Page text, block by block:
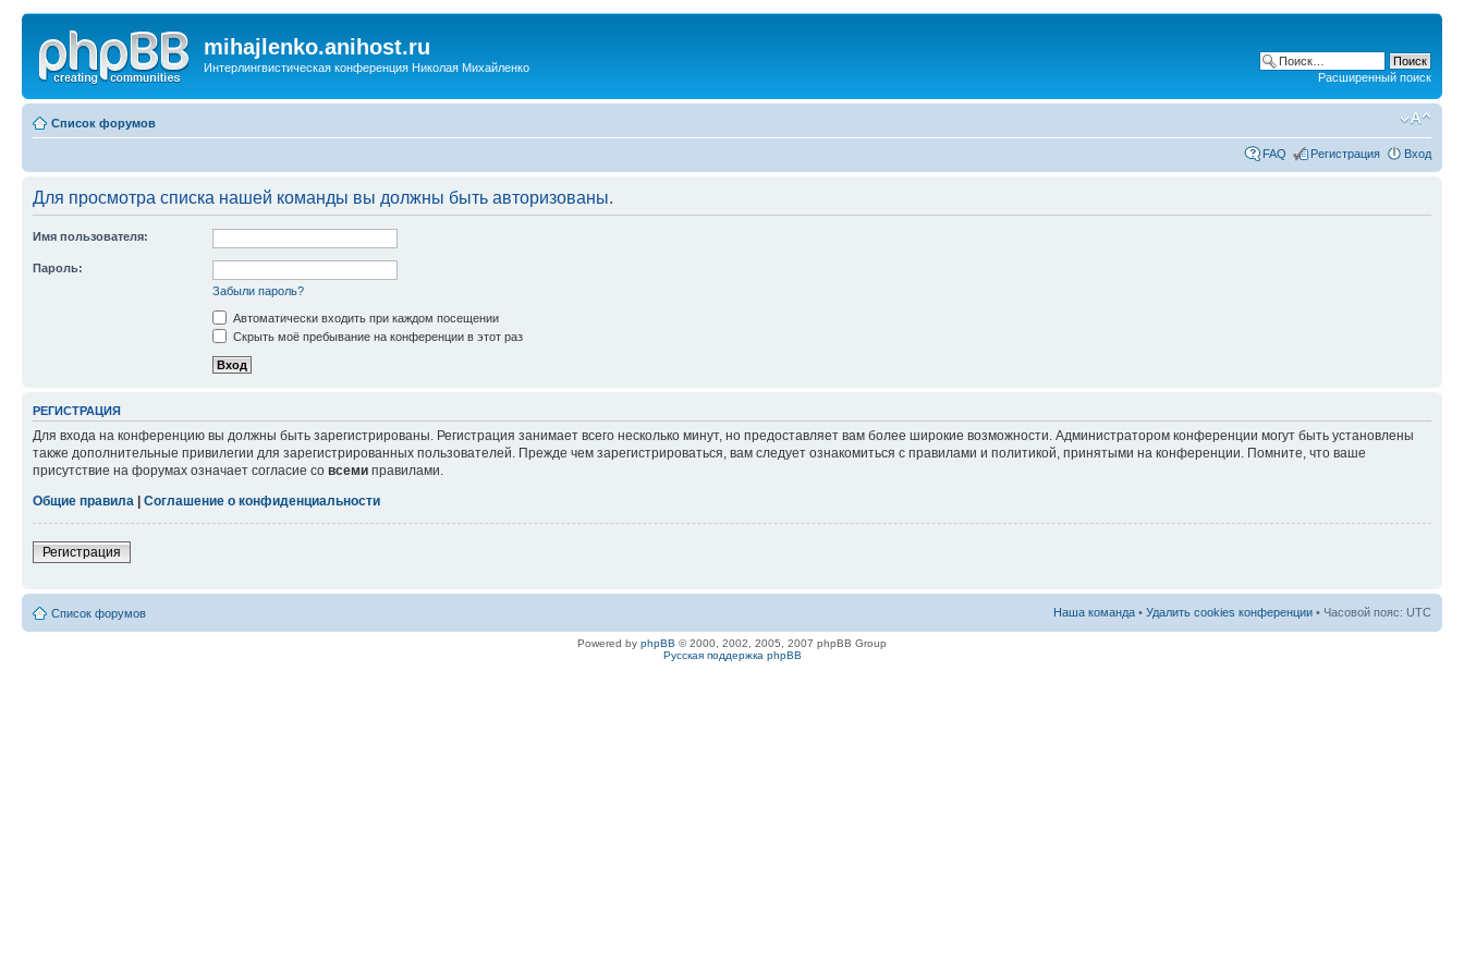
mihajlenko.anihost.ru
Интерлингвистическая конференция Николая Михайленко
Расширенный поиск
Список форумов
FAQ Регистрация Вход
Для просмотра списка нашей команды вы должны быть авторизованы.
Имя пользователя:
Пароль:
Забыли пароль?
Автоматически входить при каждом посещении
Скрыть моё пребывание на конференции в этот раз
РЕГИСТРАЦИЯ
Для входа на конференцию вы должны быть зарегистрированы. Регистрация занимает всего несколько минут, но предоставляет вам более широкие возможности. Администратором конференции могут быть установлены
также дополнительные привилегии для зарегистрированных пользователей. Прежде чем зарегистрироваться, вам следует ознакомиться с правилами и политикой, принятыми на конференции. Помните, что ваше
присутствие на форумах означает согласие со всеми правилами.
Общие правила
Соглашение о конфиденциальности
Регистрация
Список форумов Наша команда • Удалить cookies конференции • Часовой пояс: UTC
Powered by phpBB © 2000, 2002, 2005, 2007 phpBB Group
Русская поддержка phpBB